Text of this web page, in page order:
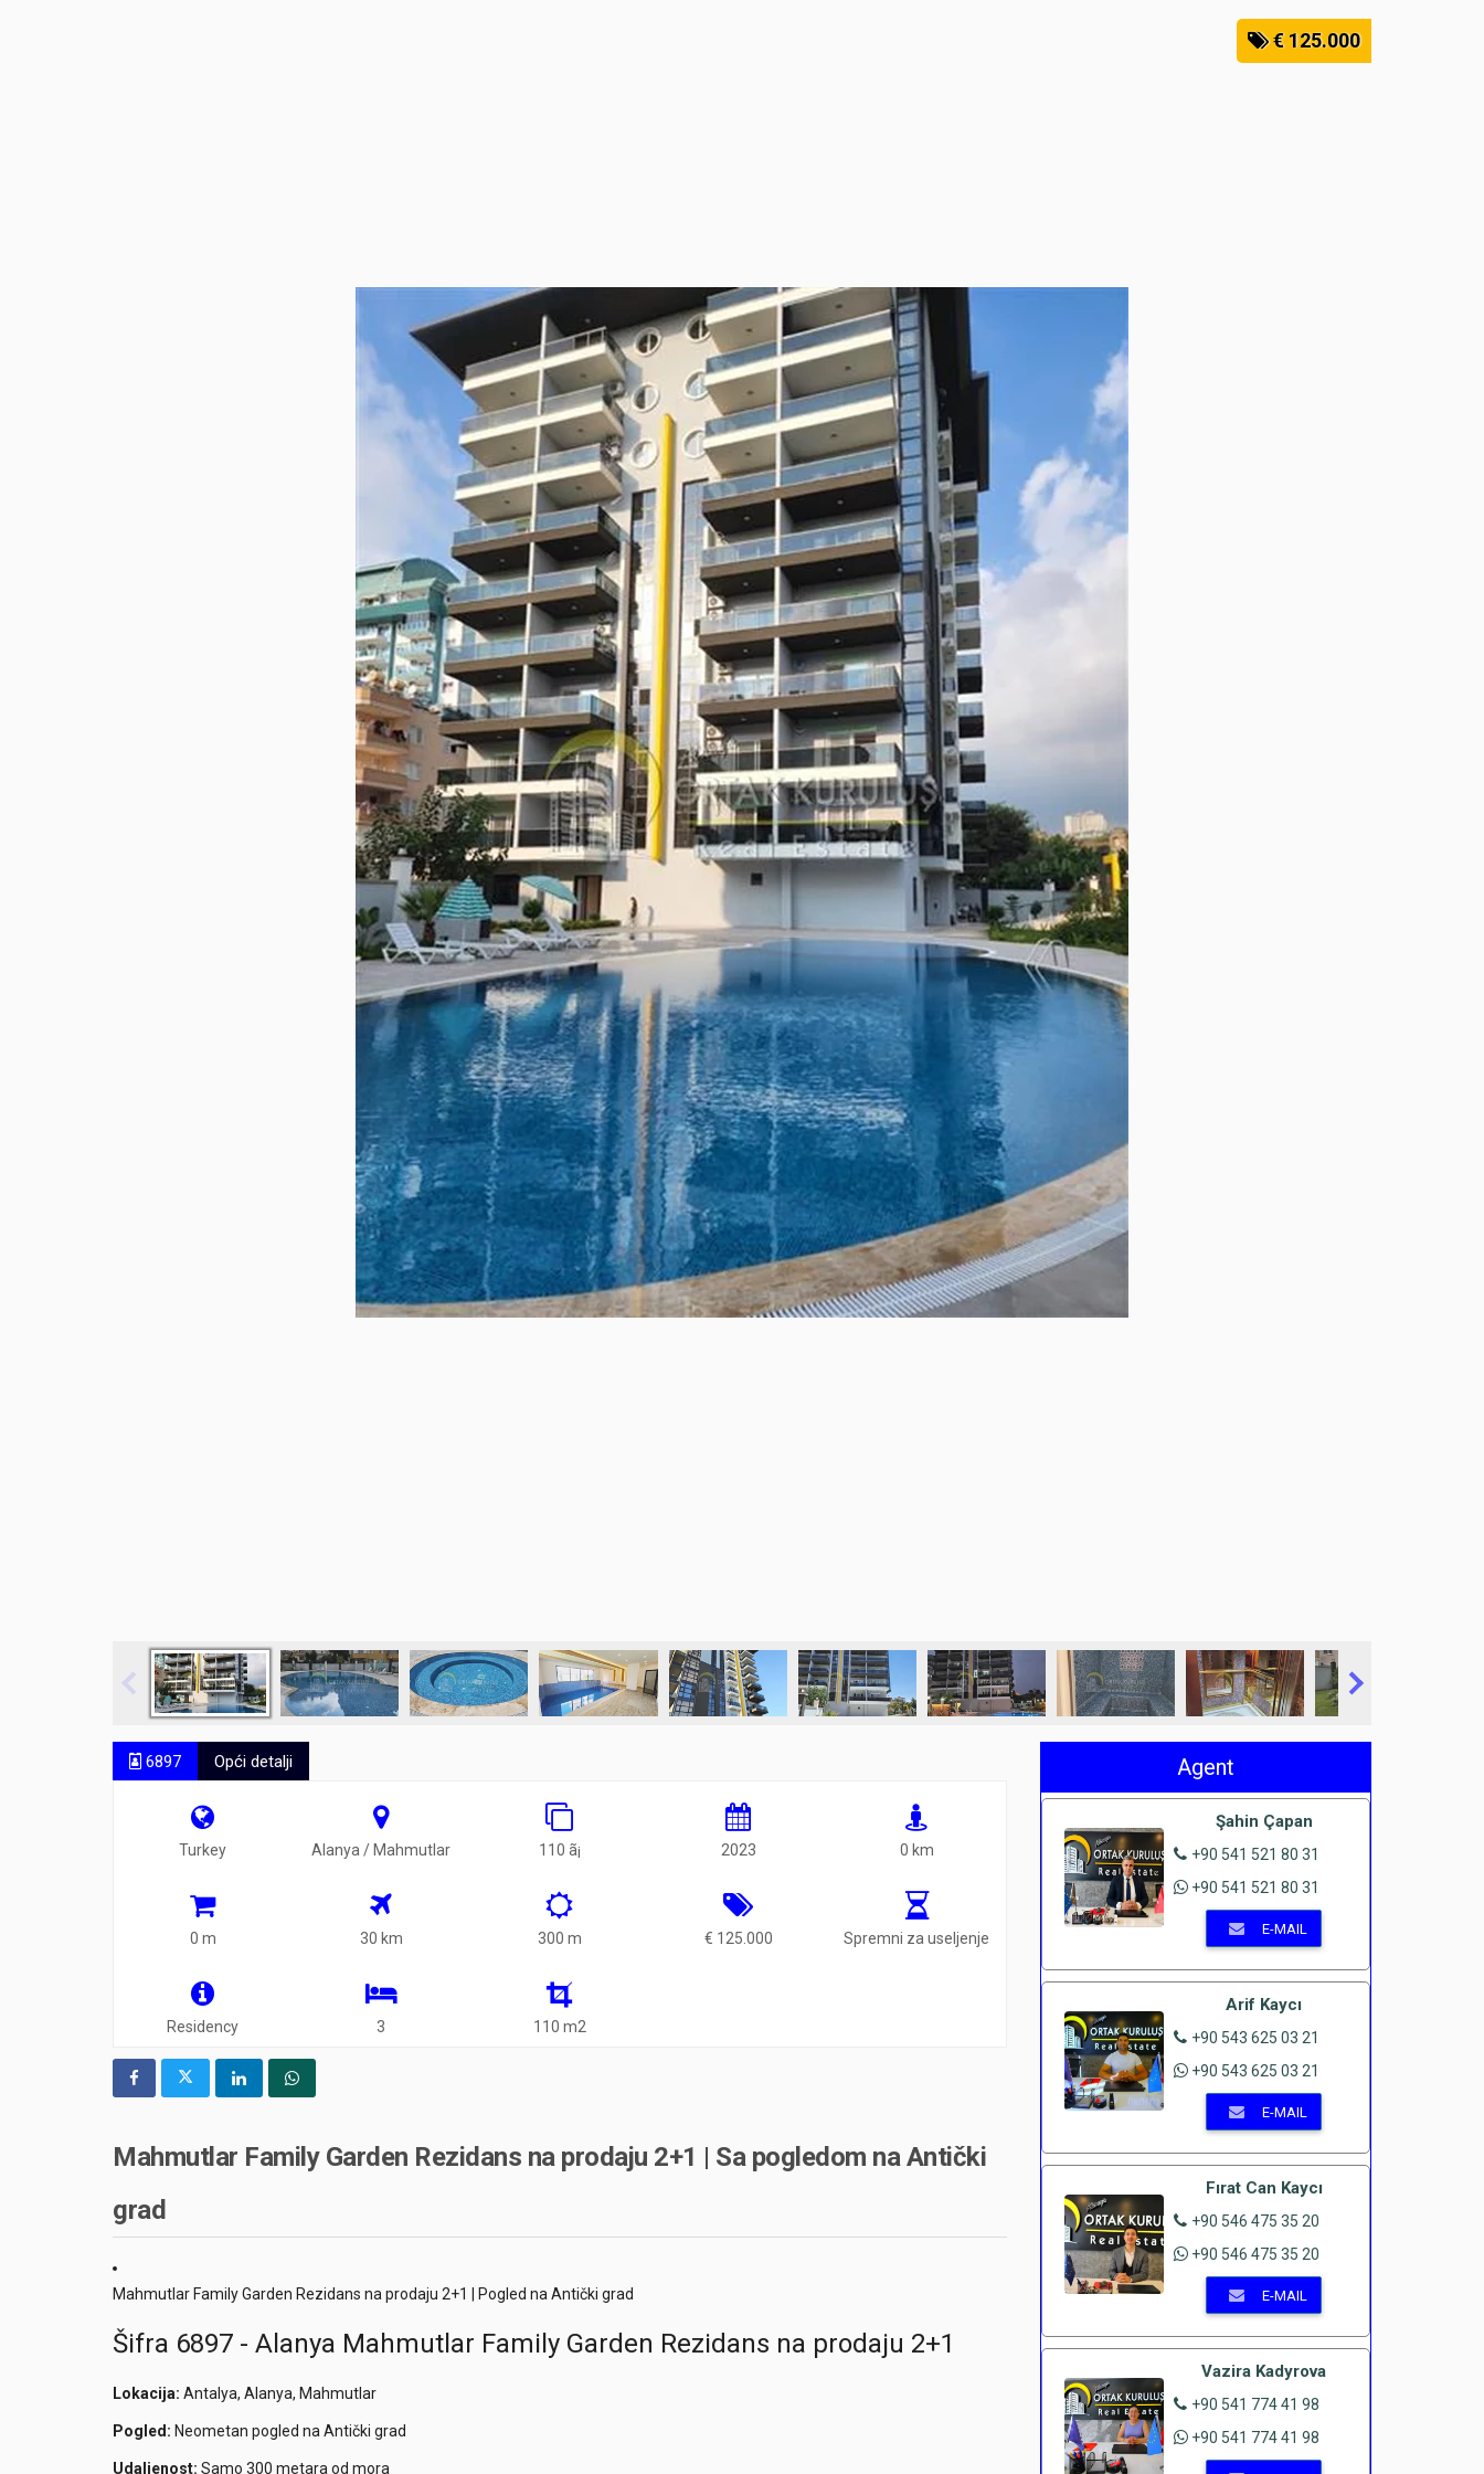
€ 125.000
6897 Opći detalji
Turkey Alanya / Mahmutlar 110 ã¡ 2023 0 km
0 m 30 km 300 m € 125.000 Spremni za useljenje
Residency 3 110 m2
Mahmutlar Family Garden Rezidans na prodaju 2+1 | Sa pogledom na Antički
grad
Mahmutlar Family Garden Rezidans na prodaju 2+1 | Pogled na Antički grad
Šifra 6897 - Alanya Mahmutlar Family Garden Rezidans na prodaju 2+1
Lokacija: Antalya, Alanya, Mahmutlar
Pogled: Neometan pogled na Antički grad
Udaljenost: Samo 300 metara od mora
Agent
Şahin Çapan
+90 541 521 80 31
+90 541 521 80 31
E-MAIL
Arif Kaycı
+90 543 625 03 21
+90 543 625 03 21
E-MAIL
Fırat Can Kaycı
+90 546 475 35 20
+90 546 475 35 20
E-MAIL
Vazira Kadyrova
+90 541 774 41 98
+90 541 774 41 98